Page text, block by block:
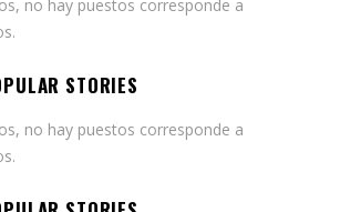
no hay puestos corresponde a
STORIES
no hay puestos corresponde a